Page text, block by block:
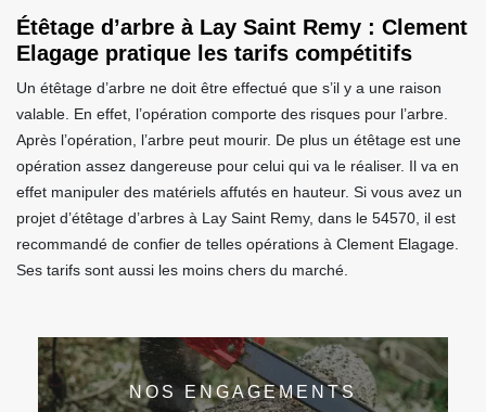
Étêtage d’arbre à Lay Saint Remy : Clement
Elagage pratique les tarifs compétitifs
Un étêtage d’arbre ne doit être effectué que s’il y a une raison
valable. En effet, l’opération comporte des risques pour l’arbre.
Après l’opération, l’arbre peut mourir. De plus un étêtage est une
opération assez dangereuse pour celui qui va le réaliser. Il va en
effet manipuler des matériels affutés en hauteur. Si vous avez un
projet d’étêtage d’arbres à Lay Saint Remy, dans le 54570, il est
recommandé de confier de telles opérations à Clement Elagage.
Ses tarifs sont aussi les moins chers du marché.
NOS ENGAGEMENTS